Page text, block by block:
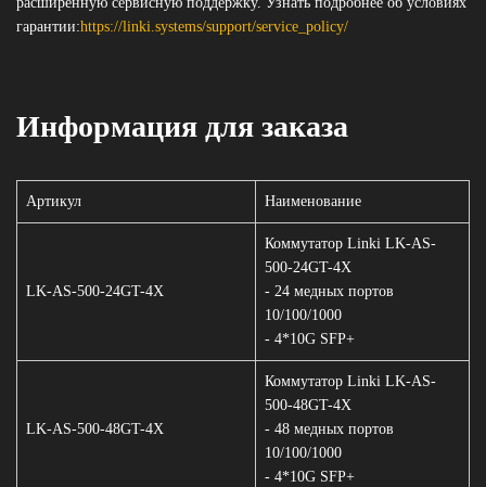
гарантии:https://linki.systems/support/service_policy/
Информация для заказа
Артикул Наименование
LK-AS-500-24GT-4X
Коммутатор Linki LK-AS-
500-24GT-4X
- 24 медных портов
10/100/1000
- 4*10G SFP+
LK-AS-500-48GT-4X
Коммутатор Linki LK-AS-
500-48GT-4X
- 48 медных портов
10/100/1000
- 4*10G SFP+